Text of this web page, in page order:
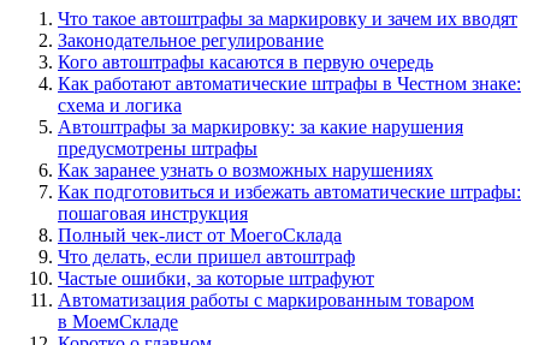
Что такое автоштрафы за маркировку и зачем их вводят
Законодательное регулирование
Кого автоштрафы касаются в первую очередь
Как работают автоматические штрафы в Честном знаке:
схема и логика
Автоштрафы за маркировку: за какие нарушения
предусмотрены штрафы
Как заранее узнать о возможных нарушениях
Как подготовиться и избежать автоматические штрафы:
пошаговая инструкция
Полный чек-лист от МоегоСклада
Что делать, если пришел автоштраф
Частые ошибки, за которые штрафуют
Автоматизация работы с маркированным товаром
в МоемСкладе